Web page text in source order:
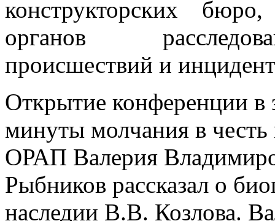
конструкторских
органов
происшествий и
Открытие конференции в
минуты молчания в честь
ОРАП Валерия
Рыбников рассказал о
наследии В.В. Козлова.